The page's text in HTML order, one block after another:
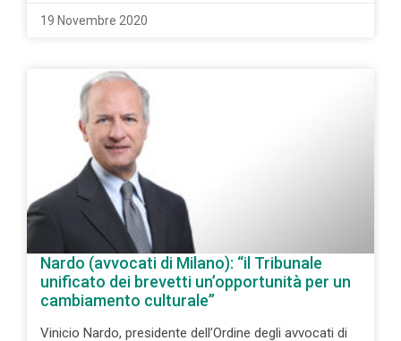
19 Novembre 2020
Nardo (avvocati di Milano): “il Tribunale
unificato dei brevetti un’opportunità per un
cambiamento culturale”
Vinicio Nardo, presidente dell’Ordine degli avvocati di